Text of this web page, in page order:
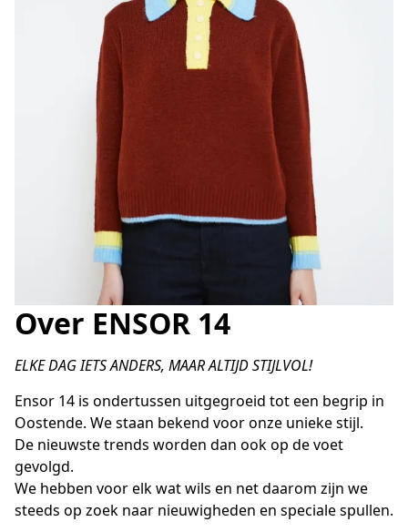
Over ENSOR 14
ELKE DAG IETS ANDERS, MAAR ALTIJD STIJLVOL!
Ensor 14 is ondertussen uitgegroeid tot een begrip in
Oostende. We staan bekend voor onze unieke stijl.
De nieuwste trends worden dan ook op de voet
gevolgd.
We hebben voor elk wat wils en net daarom zijn we